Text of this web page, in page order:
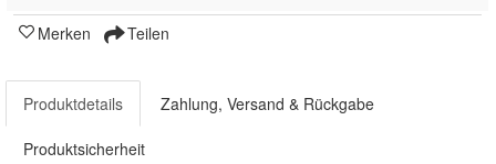
Merken Teilen
Produktdetails Zahlung, Versand & Rückgabe
Produktsicherheit